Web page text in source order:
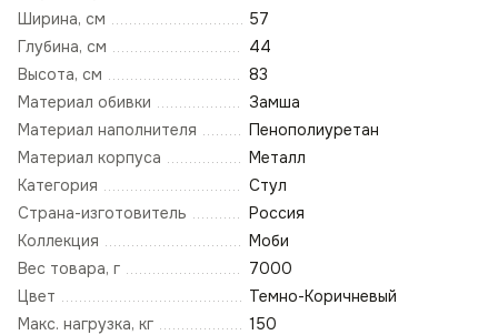
Ширина, см
57
Глубина, см
44
Высота, см
83
Материал обивки
Замша
Материал наполнителя
Пенополиуретан
Материал корпуса
Металл
Категория
Стул
Страна-изготовитель
Россия
Коллекция
Моби
Вес товара, г
7000
Цвет
Темно-Коричневый
Макс. нагрузка, кг
150